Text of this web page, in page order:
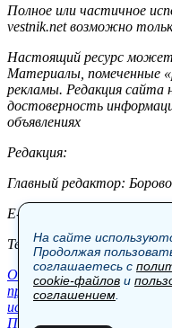
Полное или частичное
vestnik.net возможно
Настоящий ресурс
Материалы, помеченные
рекламы. Редакция сайта
достоверность
объявлениях
Редакция:
Главный редактор:
E-mail: site@vestnik.net,
Тел.: +7 (921) 720-00-97
Общество Экономика
проекте Шоу-бизнес
использования cookie-
Пользовательское
На сайте
Продолжая
соглашаетесь с
cookie-файлов и
соглашением